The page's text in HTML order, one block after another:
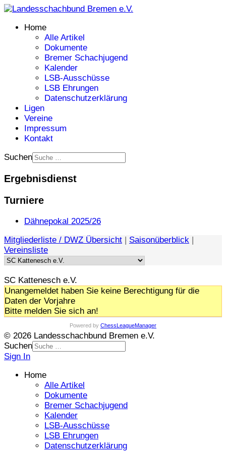
Home
Alle Artikel
Dokumente
Bremer Schachjugend
Kalender
LSB-Ausschüsse
LSB Ehrungen
Datenschutzerklärung
Ligen
Vereine
Impressum
Kontakt
Suchen
Ergebnisdienst
Turniere
Dähnepokal 2025/26
Mitgliederliste / DWZ Übersicht | Saisonüberblick |
Vereinsliste
SC Kattenesch e.V.
Unangemeldet haben Sie keine Berechtigung für die
Daten der Vorjahre
Bitte melden Sie sich an!
Powered by ChessLeagueManager
© 2026 Landesschachbund Bremen e.V.
Suchen
Sign In
Home
Alle Artikel
Dokumente
Bremer Schachjugend
Kalender
LSB-Ausschüsse
LSB Ehrungen
Datenschutzerklärung